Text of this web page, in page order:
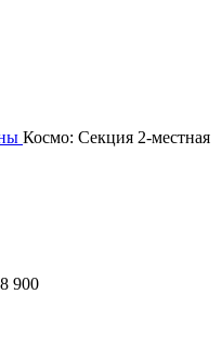
Космо: Секция 2-местная
900